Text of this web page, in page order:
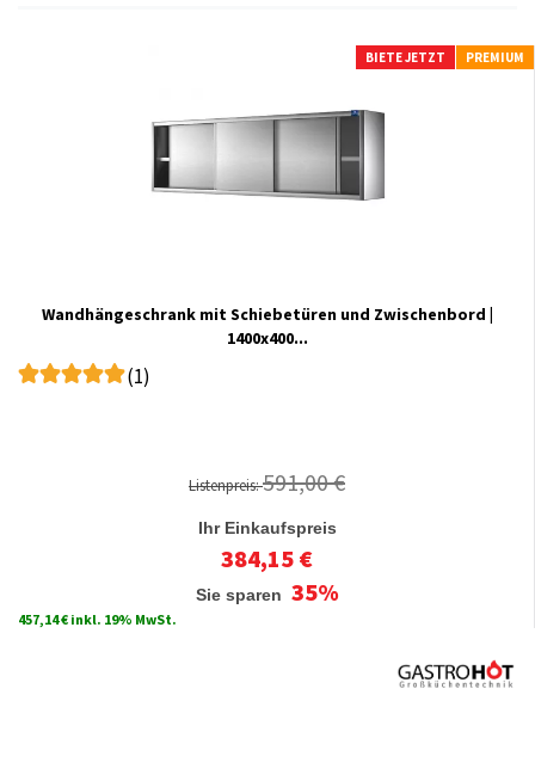
BIETE JETZT PREMIUM
Wandhängeschrank mit Schiebetüren und Zwischenbord |
1400x400...
(1)
Listenpreis:591,00 €
Ihr Einkaufspreis
384,15 €
Sie sparen 35%
457,14 € inkl. 19% MwSt.